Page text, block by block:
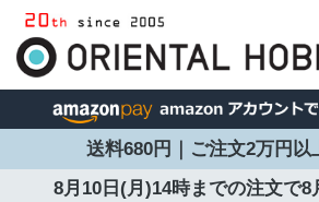
送料680円｜ご注文2万円以
8月10日(月)14時までの注文で8